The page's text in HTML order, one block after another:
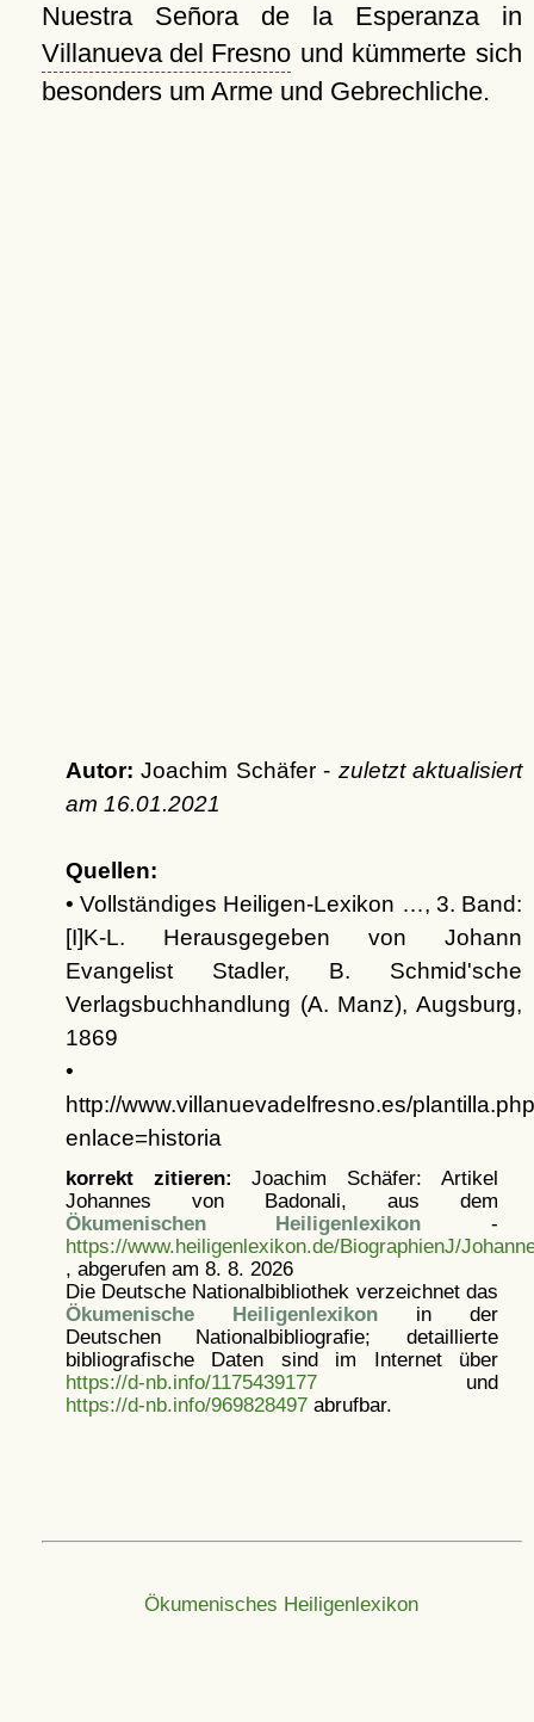
Nuestra Señora de la Esperanza in
Villanueva del Fresnound kümmerte sich
besonders um Arme und Gebrechliche.
Autor: Joachim Schäfer - zuletzt aktualisiert
am 16.01.2021
Quellen:
• Vollständiges Heiligen-Lexikon …, 3. Band:
[I]K-L. Herausgegeben von Johann
Evangelist Stadler, B. Schmid'sche
Verlagsbuchhandlung (A. Manz), Augsburg,
1869
•
http://www.villanuevadelfresno.es/
enlace=historia
korrekt zitieren: Joachim Schäfer: Artikel
Johannes von Badonali, aus dem
Ökumenischen Heiligenlexikon -
https://www.heiligenlexikon.de/BiographienJ/
, abgerufen am 8. 8. 2026
Die Deutsche Nationalbibliothek verzeichnet das
Ökumenische Heiligenlexikonin der
Deutschen Nationalbibliografie; detaillierte
bibliografische Daten sind im Internet über
https://d-nb.info/1175439177und
https://d-nb.info/969828497abrufbar.
Ökumenisches Heiligenlexikon